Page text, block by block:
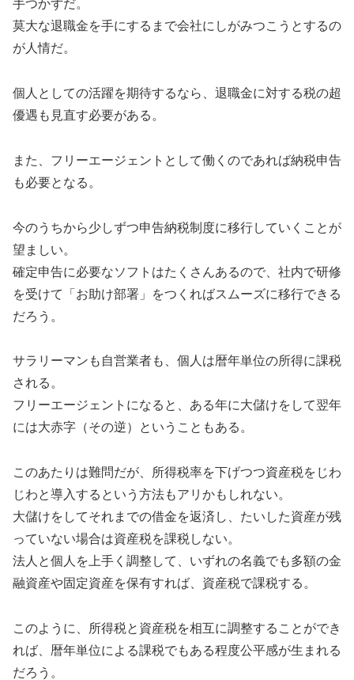
手つかずだ。
莫大な退職金を手にするまで会社にしがみつこうとするの
が人情だ。
個人としての活躍を期待するなら、退職金に対する税の超
優遇も見直す必要がある。
また、フリーエージェントとして働くのであれば納税申告
も必要となる。
今のうちから少しずつ申告納税制度に移行していくことが
望ましい。
確定申告に必要なソフトはたくさんあるので、社内で研修
を受けて「お助け部署」をつくればスムーズに移行できる
だろう。
サラリーマンも自営業者も、個人は暦年単位の所得に課税
される。
フリーエージェントになると、ある年に大儲けをして翌年
には大赤字（その逆）ということもある。
このあたりは難問だが、所得税率を下げつつ資産税をじわ
じわと導入するという方法もアリかもしれない。
大儲けをしてそれまでの借金を返済し、たいした資産が残
っていない場合は資産税を課税しない。
法人と個人を上手く調整して、いずれの名義でも多額の金
融資産や固定資産を保有すれば、資産税で課税する。
このように、所得税と資産税を相互に調整することができ
れば、暦年単位による課税でもある程度公平感が生まれる
だろう。